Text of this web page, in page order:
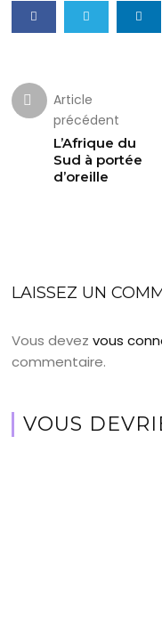
Article
précédent
L’Afrique du
Sud à portée
d’oreille
LAISSEZ UN
Vous devezvous
commentaire.
VOUS